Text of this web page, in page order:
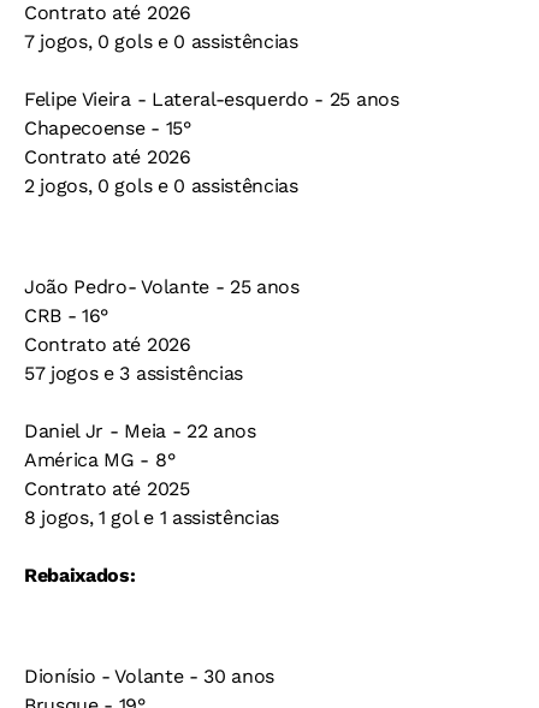
Contrato até 2026
7 jogos, 0 gols e 0 assistências
Felipe Vieira - Lateral-esquerdo - 25 anos
Chapecoense - 15°
Contrato até 2026
2 jogos, 0 gols e 0 assistências
João Pedro- Volante - 25 anos
CRB - 16°
Contrato até 2026
57 jogos e 3 assistências
Daniel Jr - Meia - 22 anos
América MG - 8°
Contrato até 2025
8 jogos, 1 gol e 1 assistências
Rebaixados:
Dionísio - Volante - 30 anos